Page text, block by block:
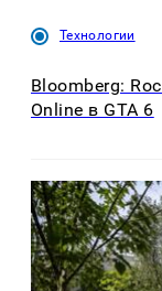
Технологии
Bloomberg:
Online в GTA 6